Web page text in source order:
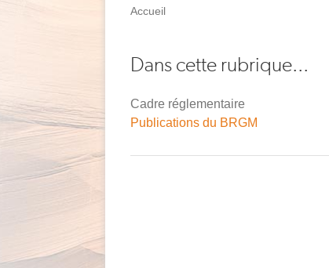
d'Ariane
Accueil
Dans cette rubrique...
Cadre réglementaire
Publications du BRGM